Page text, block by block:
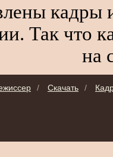
кадры
Так что
на
/ Скачать /